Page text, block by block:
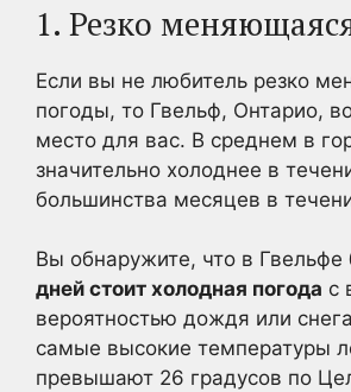
1. Резко
Если вы не любитель резко
погоды, то Гвельф, Онтарио,
место для вас. В среднем в
значительно холоднее в
большинства месяцев в
Вы обнаружите, что в Гвельфе
дней стоит холодная погода с
вероятностью дождя или
самые высокие температуры
превышают 26 градусов по